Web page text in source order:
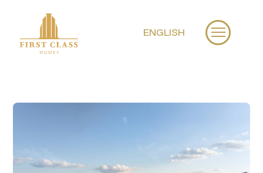
ENGLISH